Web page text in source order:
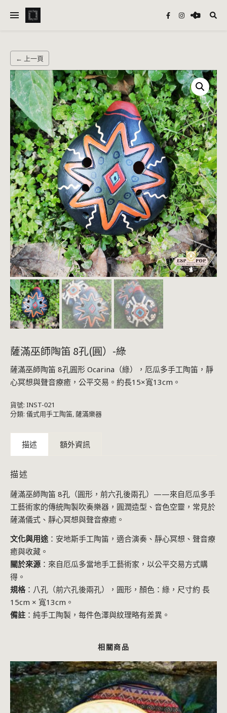
← 上一頁
薩滿巫師陶笛 8孔(圓）-綠
薩滿巫師陶笛 8孔圓形 Ocarina（綠），厄瓜多手工陶笛，靜
心冥想與聲音療癒，公平交易。約長15×寬13cm。
貨號: INST-021
分類: 儀式用手工陶笛,薩滿樂器
描述 額外資訊
描述
薩滿巫師陶笛 8孔（圓形，前六孔後兩孔）——來自厄瓜多手
工藝術家的傳統陶製吹奏樂器，圓潤造型、音色空靈，常見於
薩滿儀式、靜心冥想與聲音療癒。
文化與用途 ：安地斯手工陶笛，適合演奏、靜心冥想、聲音療
癒與收藏。
關於來源 ：來自厄瓜多當地手工藝術家，以公平交易方式購
得。
規格：八孔（前六孔後兩孔），圓形，顏色：綠，尺寸約 長
15cm × 寬13cm。
備註 ：純手工陶製，每件色澤與紋理略有差異。
相關商品